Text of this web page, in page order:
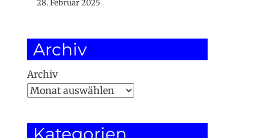
28. Februar 2025
Archiv
Archiv
Kategorien